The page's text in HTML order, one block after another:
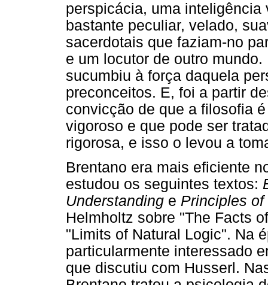
perspicácia, uma
bastante peculiar, velado,
sacerdotais que faziam-no
e um locutor de outro
sucumbiu à força daquela
preconceitos. E, foi a partir
convicção de que a filosofia
vigoroso e que pode ser
rigorosa, e isso o levou a
Brentano era mais eficiente
estudou os seguintes textos:
Understanding e Principles of
Helmholtz sobre "The Facts
"Limits of Natural Logic". Na
particularmente interessado
que discutiu com Husserl.